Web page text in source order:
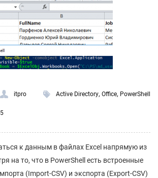
itpro Active Directory, Office, PowerShell
к данным в файлах Excel напрямую из
на то, что в PowerShell есть встроенные
(Import-CSV) и экспорта (Export-CSV)